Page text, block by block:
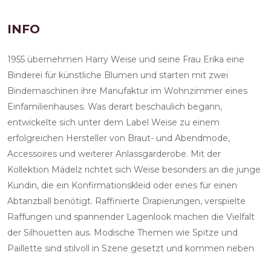
INFO
1955 übernehmen Harry Weise und seine Frau Erika eine
Binderei für künstliche Blumen und starten mit zwei
Bindemaschinen ihre Manufaktur im Wohnzimmer eines
Einfamilienhauses. Was derart beschaulich begann,
entwickelte sich unter dem Label Weise zu einem
erfolgreichen Hersteller von Braut- und Abendmode,
Accessoires und weiterer Anlassgarderobe. Mit der
Kollektion Mädelz richtet sich Weise besonders an die junge
Kundin, die ein Konfirmationskleid oder eines für einen
Abtanzball benötigt. Raffinierte Drapierungen, verspielte
Raffungen und spannender Lagenlook machen die Vielfalt
der Silhouetten aus. Modische Themen wie Spitze und
Paillette sind stilvoll in Szene gesetzt und kommen neben